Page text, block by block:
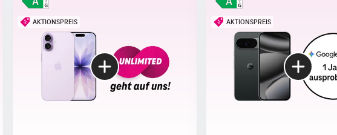
AKTIONSPREIS AKTIONSPREIS